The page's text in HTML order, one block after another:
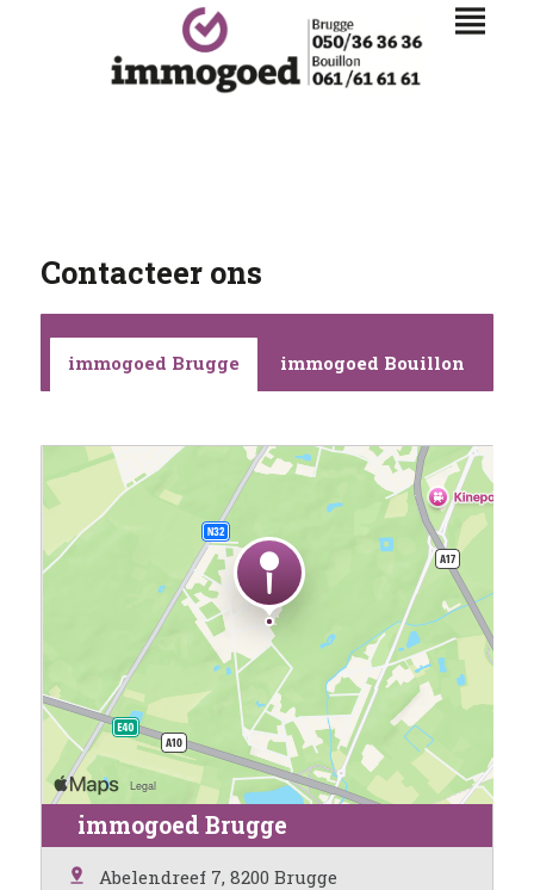
Contacteer ons
immogoed Brugge immogoed Bouillon
immogoed Brugge
Abelendreef 7, 8200 Brugge